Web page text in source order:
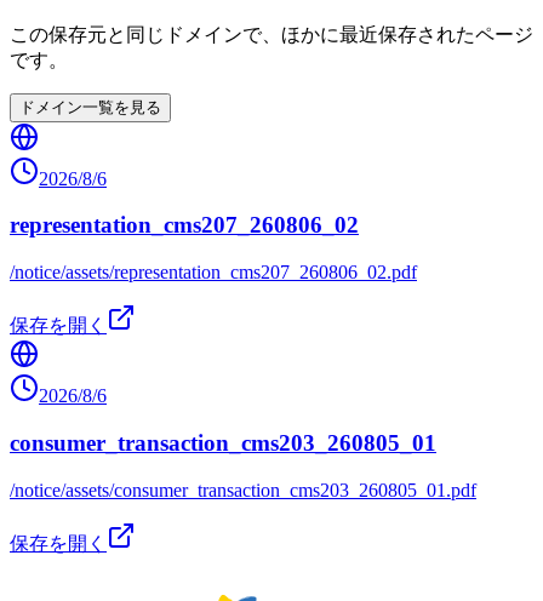
この保存元と同じドメインで、ほかに最近保存されたページ
です。
ドメイン一覧を見る
2026/8/6
representation_cms207_260806_02
/notice/assets/representation_cms207_260806_02.pdf
保存を開く
2026/8/6
consumer_transaction_cms203_260805_01
/notice/assets/consumer_transaction_cms203_260805_01.pdf
保存を開く